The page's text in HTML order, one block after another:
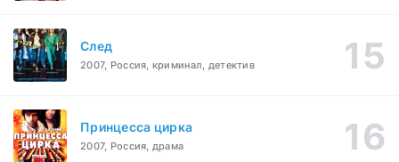
След
2007, Россия, криминал, детектив
Принцесса цирка
2007, Россия, драма